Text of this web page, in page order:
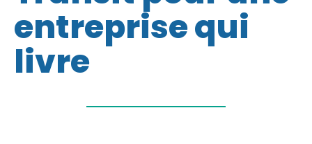
entreprise qui
livre